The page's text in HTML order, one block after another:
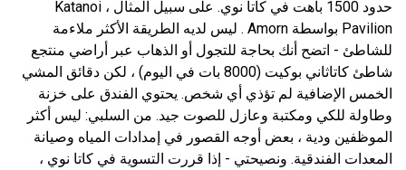
حدود 1500 باهت في كاتا نوي. على سبيل المثال ، Katanoi
Pavilion بواسطة Amorn . ليس لديه الطريقة الأكثر ملاءمة
للشاطئ - اتضح أنك بحاجة للتجول أو الذهاب عبر أراضي منتجع
شاطئ كاتاثاني بوكيت (8000 بات في اليوم) ، لكن دقائق المشي
الخمس الإضافية لم تؤذي أي شخص. يحتوي الفندق على خزنة
وطاولة للكي ومكتبة وعازل للصوت جيد. من السلبي: ليس أكثر
الموظفين ودية ، بعض أوجه القصور في إمدادات المياه وصيانة
المعدات الفندقية. ونصيحتي - إذا قررت التسوية في كاتا نوي ،